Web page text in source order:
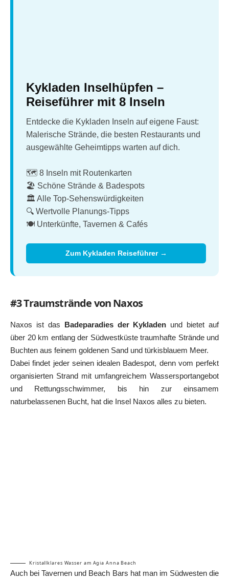
Kykladen Inselhüpfen –
Reiseführer mit 8 Inseln
Entdecke die Kykladen Inseln auf eigene Faust:
Malerische Strände, die besten Restaurants und
ausgewählte Geheimtipps warten auf dich.
🗺️ 8 Inseln mit Routenkarten
🏖️ Schöne Strände & Badespots
🏛️ Alle Top-Sehenswürdigkeiten
🔍 Wertvolle Planungs-Tipps
🍽️ Unterkünfte, Tavernen & Cafés
Zum Kykladen Reiseführer →
#3 Traumstrände von Naxos
Naxos ist das Badeparadies der Kykladen und bietet auf
über 20 km entlang der Südwestküste traumhafte Strände und
Buchten aus feinem goldenen Sand und türkisblauem Meer.
Dabei findet jeder seinen idealen Badespot, denn vom perfekt
organisierten Strand mit umfangreichem Wassersportangebot
und Rettungsschwimmer, bis hin zur einsamem
naturbelassenen Bucht, hat die Insel Naxos alles zu bieten.
Kristallklares Wasser am Agia Anna Beach
Auch bei Tavernen und Beach Bars hat man im Südwesten die